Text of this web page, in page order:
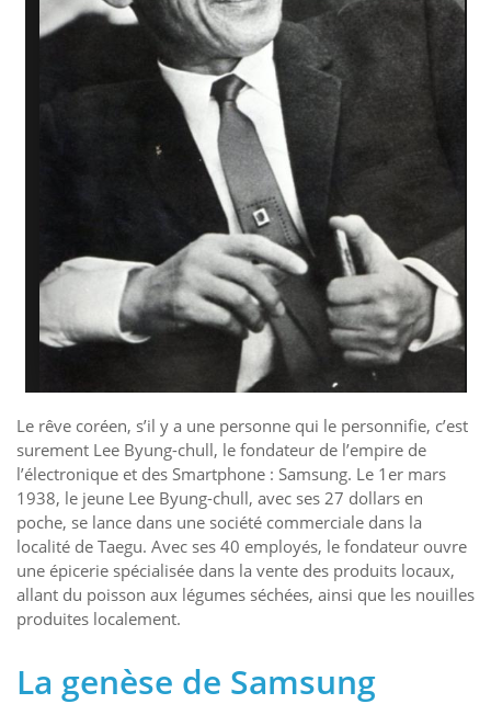
Le rêve coréen, s’il y a une personne qui le personnifie, c’est
surement Lee Byung-chull, le fondateur de l’empire de
l’électronique et des Smartphone : Samsung. Le 1er mars
1938, le jeune Lee Byung-chull, avec ses 27 dollars en
poche, se lance dans une société commerciale dans la
localité de Taegu. Avec ses 40 employés, le fondateur ouvre
une épicerie spécialisée dans la vente des produits locaux,
allant du poisson aux légumes séchées, ainsi que les nouilles
produites localement.
La genèse de Samsung